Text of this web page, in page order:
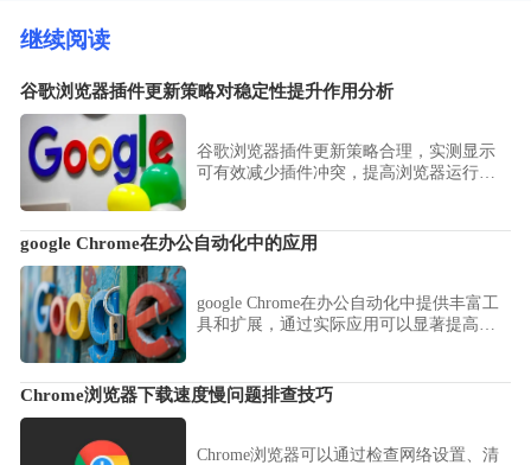
继续阅读
谷歌浏览器插件更新策略对稳定性提升作用分析
谷歌浏览器插件更新策略合理，实测显示
可有效减少插件冲突，提高浏览器运行稳
google Chrome在办公自动化中的应用
google Chrome在办公自动化中提供丰富工
具和扩展，通过实际应用可以显著提高办
Chrome浏览器下载速度慢问题排查技巧
Chrome浏览器可以通过检查网络设置、清